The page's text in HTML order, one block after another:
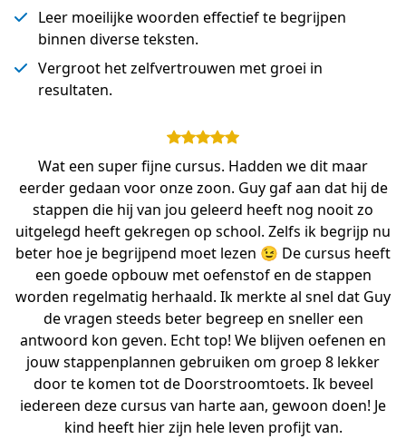
Leer moeilijke woorden effectief te begrijpen
binnen diverse teksten.
Vergroot het zelfvertrouwen met groei in
resultaten.
Wat een super fijne cursus. Hadden we dit maar
eerder gedaan voor onze zoon. Guy gaf aan dat hij de
stappen die hij van jou geleerd heeft nog nooit zo
uitgelegd heeft gekregen op school. Zelfs ik begrijp nu
beter hoe je begrijpend moet lezen 😉 De cursus heeft
een goede opbouw met oefenstof en de stappen
worden regelmatig herhaald. Ik merkte al snel dat Guy
de vragen steeds beter begreep en sneller een
antwoord kon geven. Echt top! We blijven oefenen en
jouw stappenplannen gebruiken om groep 8 lekker
door te komen tot de Doorstroomtoets. Ik beveel
iedereen deze cursus van harte aan, gewoon doen! Je
kind heeft hier zijn hele leven profijt van.